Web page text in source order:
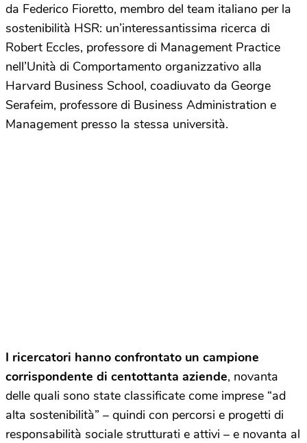
da Federico Fioretto, membro del team italiano per la
sostenibilità HSR: un’interessantissima ricerca di
Robert Eccles, professore di Management Practice
nell’Unità di Comportamento organizzativo alla
Harvard Business School, coadiuvato da George
Serafeim, professore di Business Administration e
Management presso la stessa università.
I ricercatori hanno confrontato un campione
corrispondente di centottanta aziende, novanta
delle quali sono state classificate come imprese “ad
alta sostenibilità” – quindi con percorsi e progetti di
responsabilità sociale strutturati e attivi – e novanta al